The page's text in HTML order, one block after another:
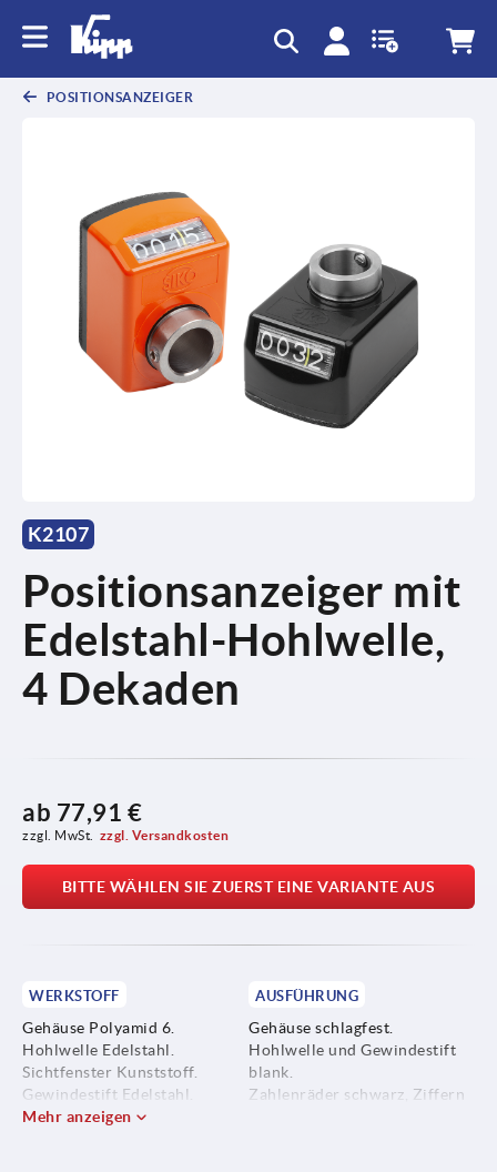
POSITIONSANZEIGER
K2107
Positionsanzeiger mit
Edelstahl-Hohlwelle,
4 Dekaden
ab 77,91 €
zzgl. MwSt. zzgl. Versandkosten
BITTE WÄHLEN SIE ZUERST EINE VARIANTE AUS
WERKSTOFF
Gehäuse Polyamid 6.
Hohlwelle Edelstahl.
Sichtfenster Kunststoff.
Gewindestift Edelstahl.
AUSFÜHRUNG
Gehäuse schlagfest.
Hohlwelle und Gewindestift
blank.
Zahlenräder schwarz, Ziffern
Mehr anzeigen